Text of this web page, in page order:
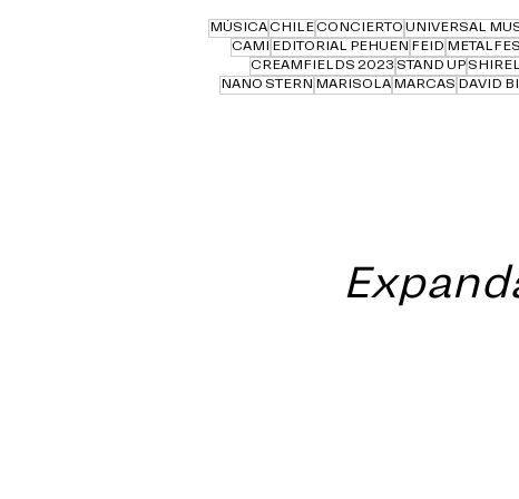
MÚSICACHILECONCIERTO UNIVERSAL
CAMI
EDITORIAL PEHUEN FEID
CREAMFIELDS 2023 STAND UP SHIREL
NANO STERN MARISOLA MARCAS DAVID